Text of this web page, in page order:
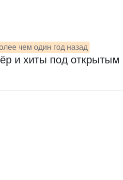
чем один год назад
и хиты под